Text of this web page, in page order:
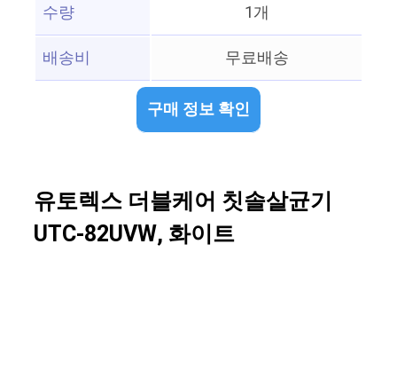
수량
1개
배송비
무료배송
구매 정보 확인
유토렉스 더블케어 칫솔살균기
UTC-82UVW, 화이트